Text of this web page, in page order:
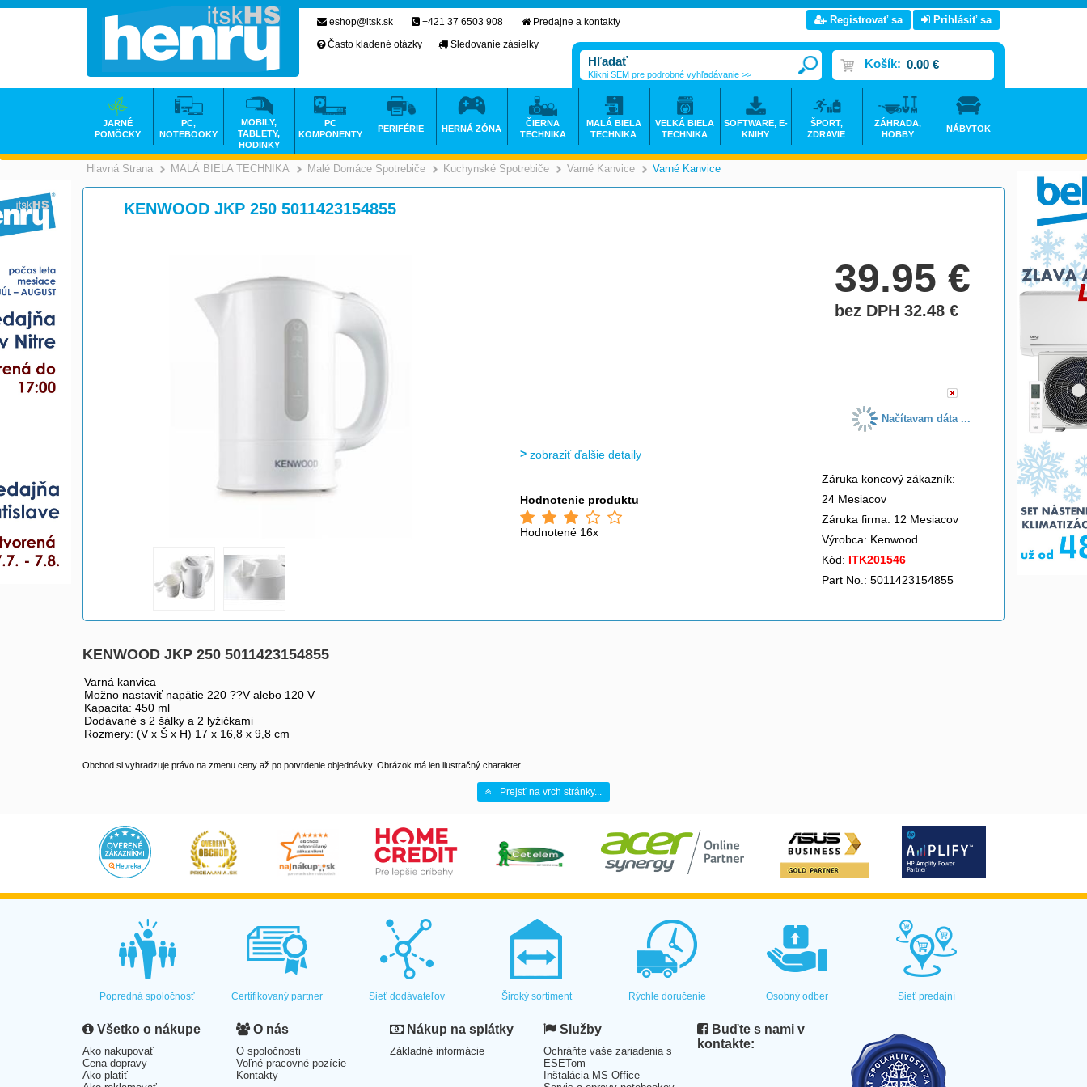
Hlavná Strana >
MALÁ BIELA TECHNIKA >
Malé Domáce Spotrebiče Kuchynské Spotrebiče Varné Kanvice Varné Kanvice
KENWOOD JKP 250 5011423154855
39.95€
bez DPH 32.48€
Načítavam dáta ...
zobraziť ďalšie detaily
Hodnotenie produktu
Hodnotené 16x
Záruka koncový zákazník:
24 Mesiacov
Záruka firma: 12 Mesiacov
Výrobca: Kenwood
Kód: ITK201546
Part No.: 5011423154855
KENWOOD JKP 250 5011423154855
Varná kanvica
Možno nastaviť napätie 220 ??V alebo 120 V
Kapacita: 450 ml
Dodávané s 2 šálky a 2 lyžičkami
Rozmery: (V x Š x H) 17 x 16,8 x 9,8 cm
Obchod si vyhradzuje právo na zmenu ceny až po potvrdenie objednávky. Obrázok má len ilustračný charakter.
Prejsť na vrch stránky...
eshop@itsk.sk +421 37 6503 908
Predajne a kontakty
Často kladené otázky
Sledovanie zásielky
Registrovať sa Prihlásiť sa
Košík: 0.00 €
Klikni SEM pre podrobné vyhľadávanie >>
JARNÉ
POMÔCKY
PC,
NOTEBOOKY
MOBILY,
TABLETY,
HODINKY
PC
KOMPONENTY
PERIFÉRIE HERNÁ ZÓNA
ČIERNA
TECHNIKA
MALÁ BIELA
TECHNIKA
VEĽKÁ BIELA
TECHNIKA
SOFTWARE, E-
KNIHY
ŠPORT,
ZDRAVIE
ZÁHRADA,
HOBBY
NÁBYTOK
Popredná spoločnosť Certifikovaný partner Sieť dodávateľov Široký sortiment Rýchle doručenie Osobný odber Sieť predajní
Všetko o nákupe
Ako nakupovať
Cena dopravy
Ako platiť
O nás
O spoločnosti
Voľné pracovné pozície
Kontakty
Nákup na splátky
Základné informácie
Služby
Ochráňte vaše zariadenia s
ESETom
Inštalácia MS Office
Buďte s nami v
kontakte: